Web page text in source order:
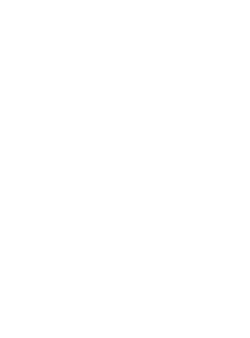
Matrix-Codes
von
Vollendung des 6.
beantragt wird,
des Fingerabdrucks
abgenommen,